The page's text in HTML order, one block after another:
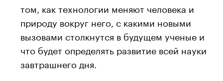
том, как технологии меняют человека и
природу вокруг него, с какими новыми
вызовами столкнутся в будущем ученые и
что будет определять развитие всей науки
завтрашнего дня.